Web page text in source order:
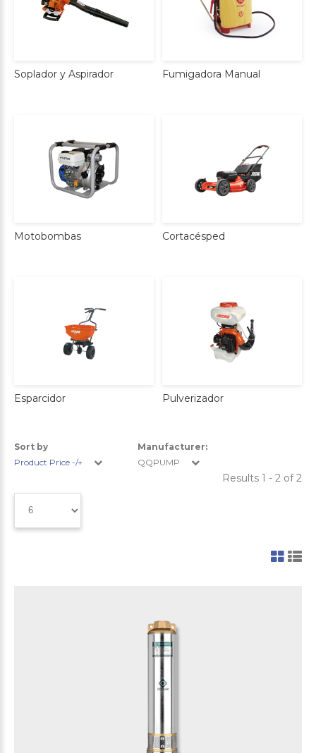
Soplador y Aspirador Fumigadora Manual
Motobombas Cortacésped
Esparcidor Pulverizador
Sort by
Product Price -/+
Manufacturer:
QQPUMP
Results 1 - 2 of 2